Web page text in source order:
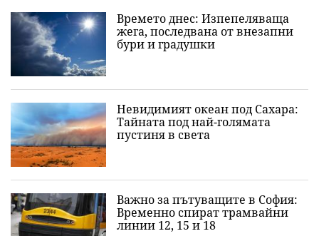
Времето днес: Изпепеляваща
жега, последвана от внезапни
бури и градушки
Невидимият океан под Сахара:
Тайната под най-голямата
пустиня в света
Важно за пътуващите в София:
Временно спират трамвайни
линии 12, 15 и 18